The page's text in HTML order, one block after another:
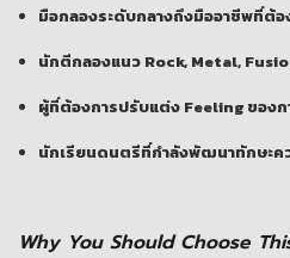
มือกลองระดับกลางถึงมืออาชีพที่ต้อ
นักตีกลองแนว Rock, Metal,
ผู้ที่ต้องการปรับแต่ง Feeling ของก
นักเรียนดนตรีที่กำลังพัฒนาทักษะคว
Why You Should Choose